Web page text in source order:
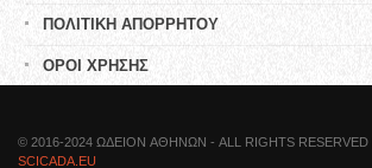
ΠΟΛΙΤΙΚΗ ΑΠΟΡΡΗΤΟΥ
ΟΡΟΙ ΧΡΗΣΗΣ
© 2016-2024 ΩΔΕΙΟN ΑΘΗΝΩΝ - ALL RIGHTS RESERVED
SCICADA.EU